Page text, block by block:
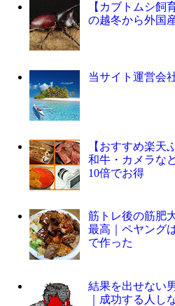
【カブトムシ飼
の越冬から外国
当サイト運営会
【おすすめ楽天
和牛・カメラな
10倍でお得
筋トレ後の筋肥
最高｜ペヤング
で作った
結果を出せない
｜成功する人し